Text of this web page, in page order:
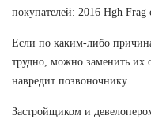
покупателей: 2016 Hgh Frag
Если по каким-либо
трудно, можно заменить их
навредит позвоночнику.
Застройщиком и